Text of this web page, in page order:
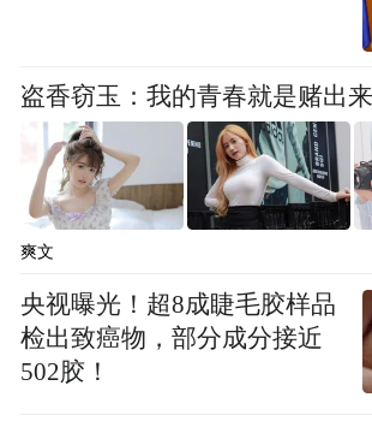
不仅测量身高、体重，专家
曲线，提供骨龄发育评估咨
话。
限量免费筛查
费进行了尘螨等常见过敏原筛
张华主任手把手教吸入装置
盗香窃玉：我的青春就是赌出
爽文
央视曝光！超8成睫毛胶样品
检出致癌物，部分成分接近
502胶！